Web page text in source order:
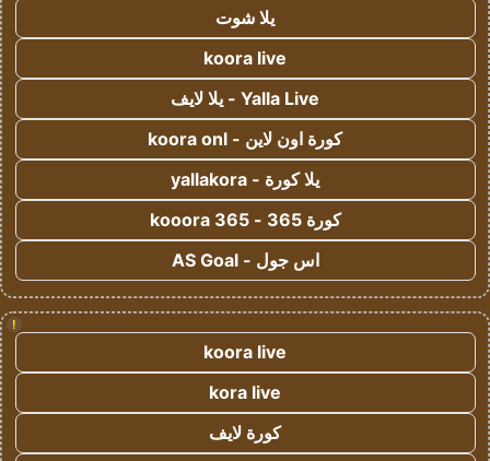
يلا شوت
koora live
Yalla Live - يلا لايف
كورة اون لاين - koora onl
يلا كورة - yallakora
كورة 365 - kooora 365
اس جول - AS Goal
!
koora live
kora live
كورة لايف